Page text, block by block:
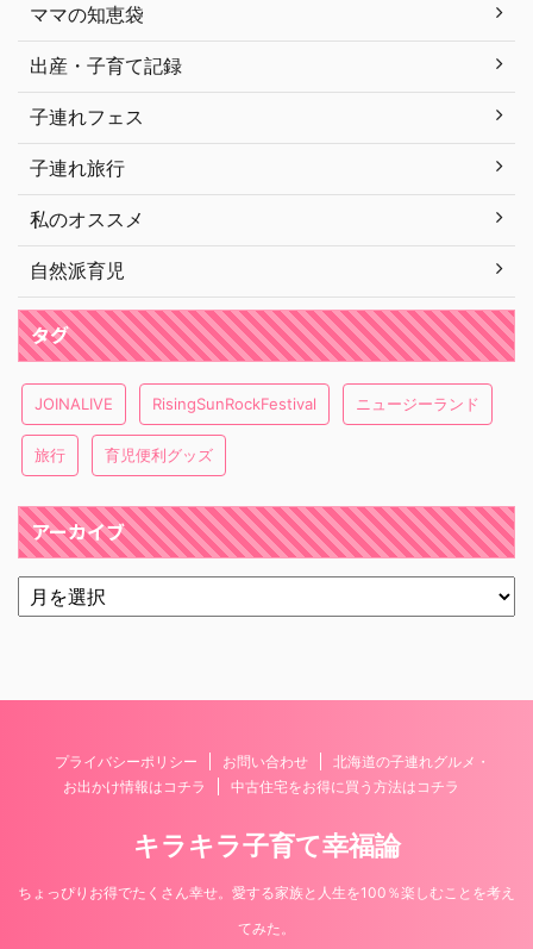
ママの知恵袋
出産・子育て記録
子連れフェス
子連れ旅行
私のオススメ
自然派育児
タグ
JOINALIVE RisingSunRockFestival ニュージーランド
旅行 育児便利グッズ
アーカイブ
プライバシーポリシー お問い合わせ
北海道の子連れグルメ・
お出かけ情報はコチラ
中古住宅をお得に買う方法はコチラ
キラキラ子育て幸福論
ちょっぴりお得でたくさん幸せ。愛する家族と人生を100％楽しむことを考え
てみた。